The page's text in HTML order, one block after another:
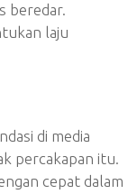
beredar.
laju
di media
percakapan itu.
cepat dalam